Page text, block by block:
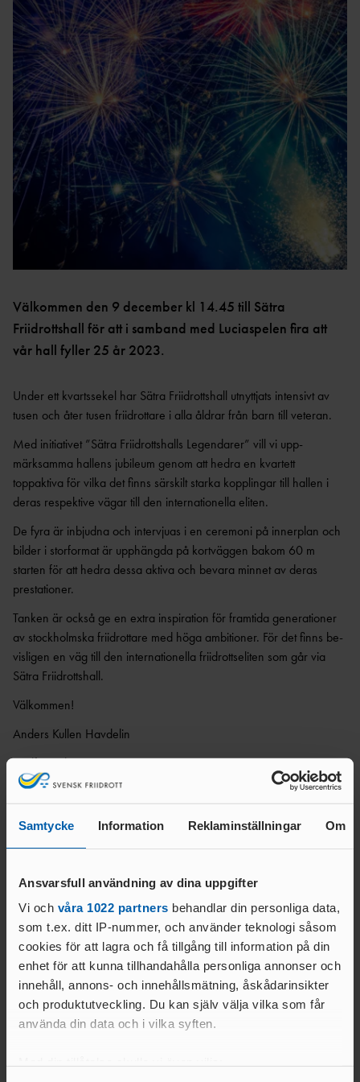
Samtycke Information Reklaminställningar Om
Ansvarsfull användning av dina uppgifter
Vi och våra 1022 partners behandlar din personliga data,
som t.ex. ditt IP-nummer, och använder teknologi såsom
cookies för att lagra och få tillgång till information på din
enhet för att kunna tillhandahålla personliga annonser och
innehåll, annons- och innehållsmätning, åskådarinsikter
och produktutveckling. Du kan själv välja vilka som får
använda din data och i vilka syften.
NYHETSBRE
V
PERSONUPPGIFTSPOLI
CY
SERVICEAVGIFT
ER
STADGA
R
STYRELSE, VALBEREDNING OCH
REVISORER
ÅRSMÖTESHANDLING
KOMMITTÉER
ANLÄGGNIN
G
M
ELI
T
JUNIOR- &
UNGDOM
PARASPO
RT
STAFETT/LÅNGLÖP/OCR/TERRÄNG/
TRAIL
TÄVLIN
UTBILDNIN
G
VETERA
UNGDOMAR
SOMMARLÄGER 13-14
ÅR
STOCKHOLMSKAMP
EN
14 ÅR
ARKIV
TIDIGARE DISTRIKTS
HEMSIDOR
ARENAREKO
RD
ARKIV
SÄTRA FRIIDROTTSHALL 25
ÅR
VÅR- OCH SOMMARSCHEMA
VÅRSCHEMA 2025 (SE SENASTE UNDER
VECKOSCHEMA)
2024/25
HÖSTSCHEMA
2024
2024
VÅRSCHEMA
PÅSKSCHEMA
2024
JUL & NYÅRSÖPPET
2023/24
HÖSTSCHEMA
2023
TRÄNINGSKORT, TIDER & BESTÄMMELSER
2023/24
Välkommen den 9 december kl 14.45 till Sätra
Friidrottshall för att i samband med Luciaspelen fira att
vår hall fyller 25 år 2023.
Under ett kvartssekel har Sätra Friidrottshall utnyttjats intensivt av
tusen och åter tusen friidrottare i alla åldrar från barn till veteran.
Med initiativet ”Sätra Friidrottshalls Legendarer” vill vi upp­
märksamma hallens jubileum genom att hedra en kvartett
toppaktiva för vilka det finns särskilt starka kopplingar till hallen i
deras respektive vägar till den internatio­nella eliten.
De fyra är inbjudna och intervjuas i en ceremoni på innerplan och
bilder i storformat är upphängda på kortväggen bakom 60 m
starten för att hedra dessa aktiva och bevara minnet av deras
prestationer.
Tanken är också ge en extra inspiration för fram­tida generationer
av stockholmska friidrottare med höga ambitioner. För det finns be­
visligen en väg till den internationella friidrottseliten som går via
Sätra Friidrottshall.
Välkommen!
Anders Kullen Havdelin
Ordförande
Gotland-Stockholms Friidrottsförbund
23 JULI 2026 | 07:52 23 JULI 2026 | 06:41